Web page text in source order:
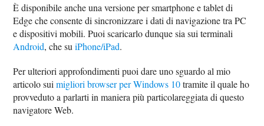
È disponibile anche una versione per smartphone e tablet di
Edge che consente di sincronizzare i dati di navigazione tra PC
e dispositivi mobili. Puoi scaricarlo dunque sia sui terminali
Android, che suiPhone/iPad.
Per ulteriori approfondimenti puoi dare uno sguardo al mio
articolo suimigliori browser per Windows 10tramite il quale ho
provveduto a parlarti in maniera più particolareggiata di questo
navigatore Web.